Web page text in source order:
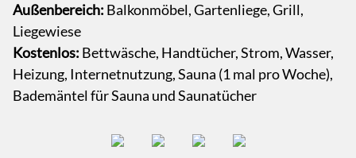
Außenbereich: Balkonmöbel, Gartenliege, Grill,
Liegewiese
Kostenlos: Bettwäsche, Handtücher, Strom, Wasser,
Heizung, Internetnutzung, Sauna (1 mal pro Woche),
Bademäntel für Sauna und Saunatücher